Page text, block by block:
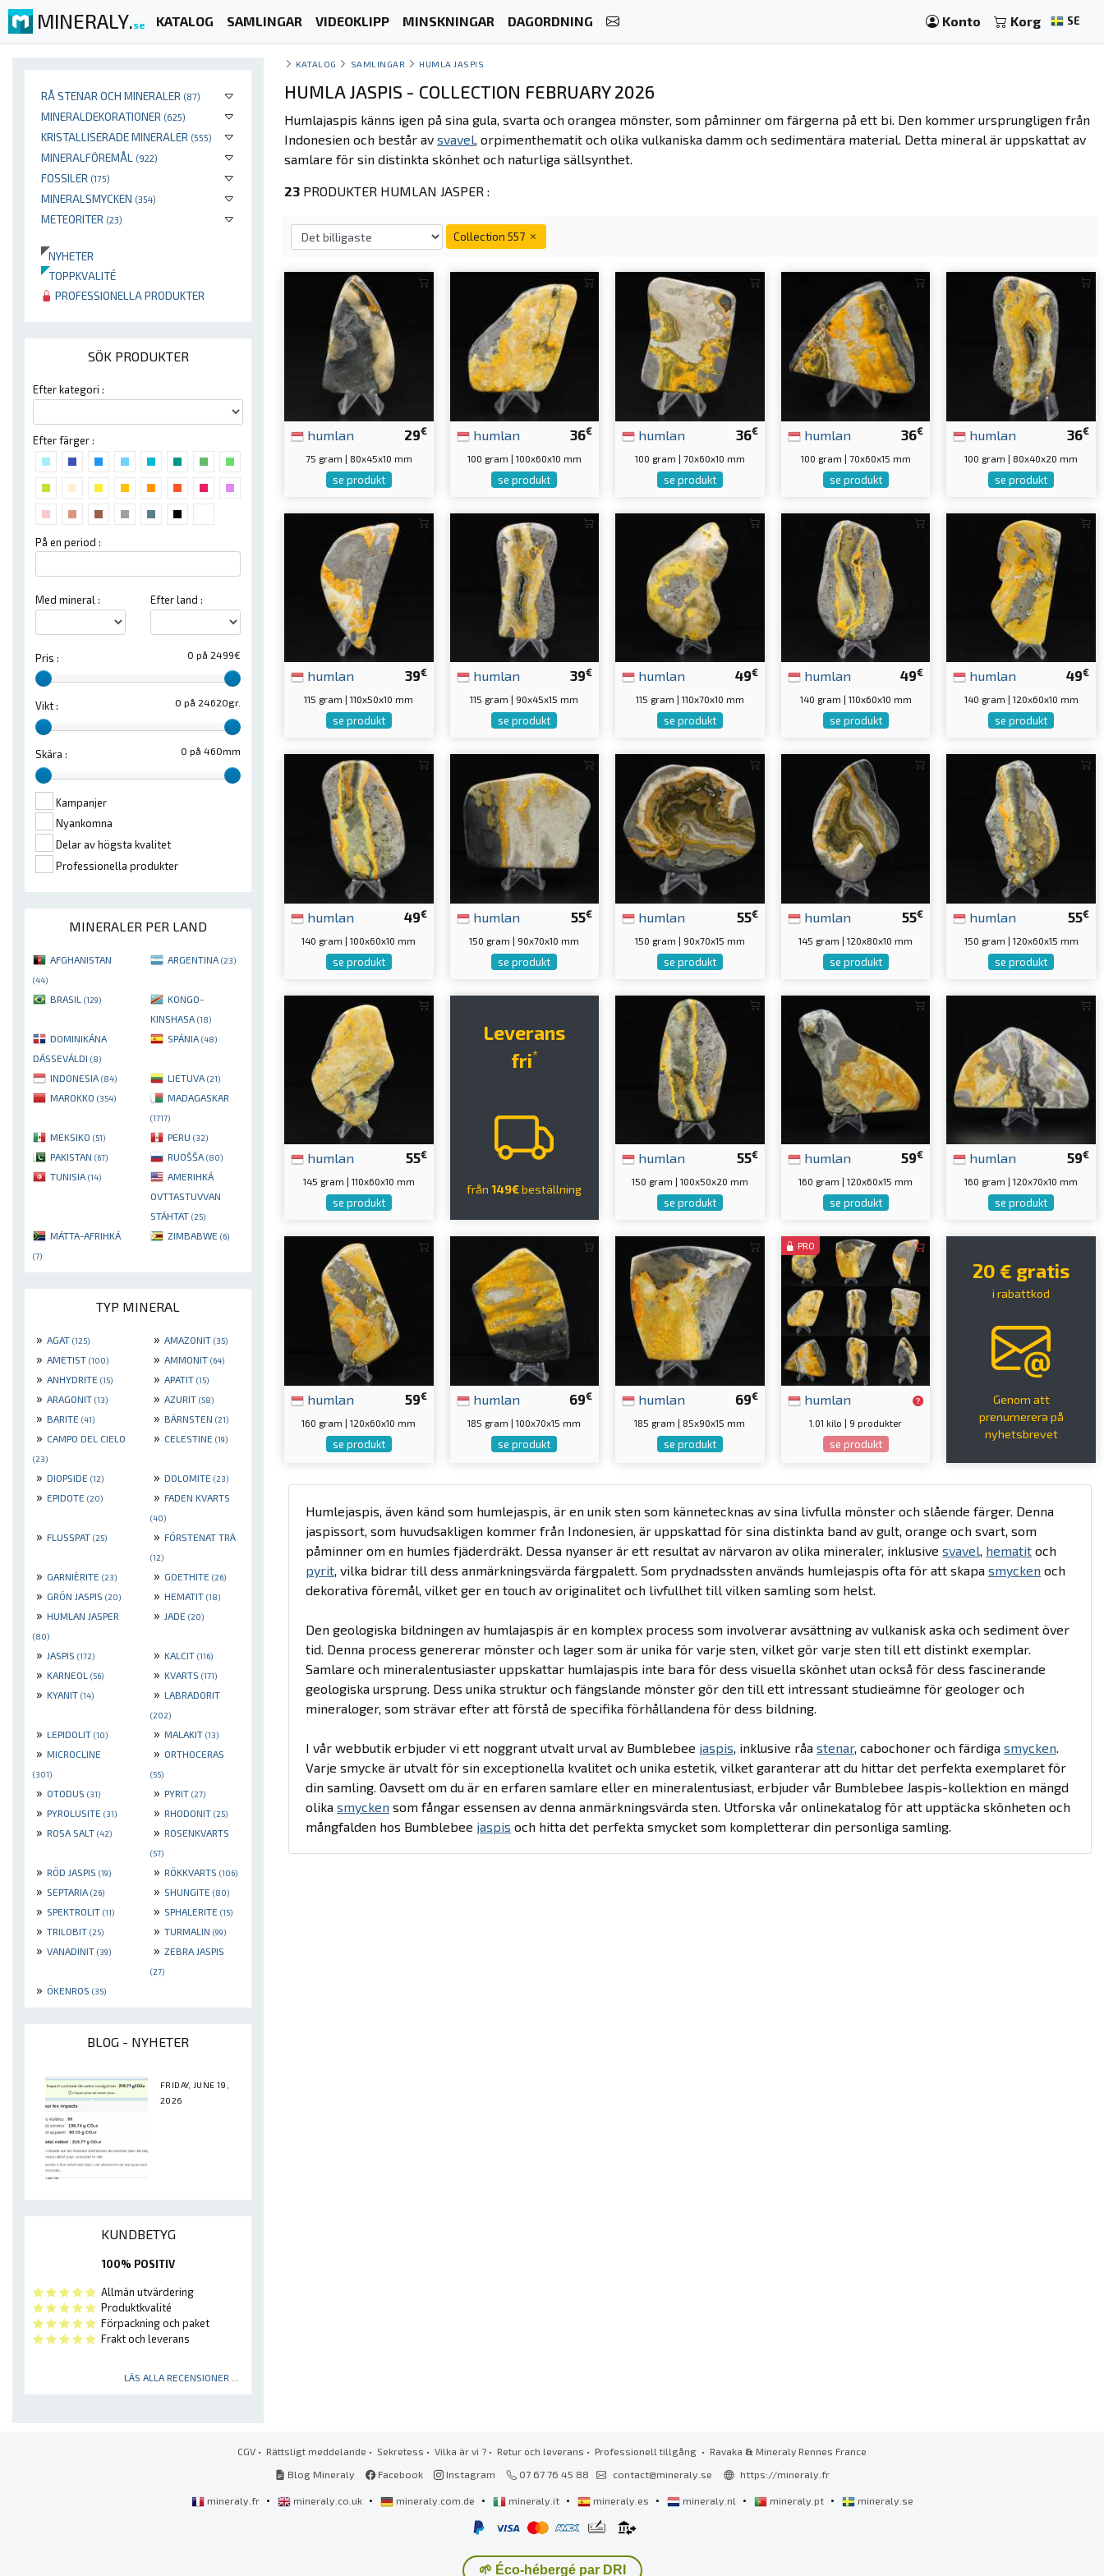
MINERALY.se KATALOG SAMLINGAR VIDEOKLIPP MINSKNINGAR DAGORDNING Konto Korg SE
RÅ STENAR OCH MINERALER (87)
MINERALDEKORATIONER (625)
KRISTALLISERADE MINERALER (555)
MINERALFÖREMÅL (922)
FOSSILER (175)
MINERALSMYCKEN (354)
METEORITER (23)
NYHETER
TOPPKVALITÉ
PROFESSIONELLA PRODUKTER
SÖK PRODUKTER
Efter kategori :
Efter färger :
På en period :
Med mineral : Efter land :
0 på 2499€
Pris :
0 på 24620gr.
Vikt :
0 på 460mm
Skära :
Kampanjer
Nyankomna
Delar av högsta kvalitet
Professionella produkter
MINERALER PER LAND
AFGHANISTAN
(44)
ARGENTINA (23)
BRASIL (129)
KONGO-
KINSHASA (18)
DOMINIKÁNA
DÁSSEVÁLDI (8)
SPÁNIA (48)
INDONESIA (84) LIETUVA (21)
MAROKKO (354) MADAGASKAR
(1717)
MEKSIKO (51) PERU (32)
PAKISTAN (67) RUOŠŠA (80)
TUNISIA (14)
AMERIHKÁ
OVTTASTUVVAN
STÁHTAT (25)
MÁTTA-AFRIHKÁ
(7)
ZIMBABWE (6)
TYP MINERAL
» AGAT (125) » AMAZONIT (35)
» AMETIST (100) » AMMONIT (64)
» ANHYDRITE (15) » APATIT (15)
» ARAGONIT (13) » AZURIT (58)
» BARITE (41) » BÄRNSTEN (21)
» CAMPO DEL CIELO
(23)
» CELESTINE (19)
» DIOPSIDE (12) » DOLOMITE (23)
» EPIDOTE (20) » FADEN KVARTS
(40)
» FLUSSPAT (25) » FÖRSTENAT TRÄ
(12)
» GARNIÈRITE (23) » GOETHITE (26)
» GRÖN JASPIS (20) » HEMATIT (18)
» HUMLAN JASPER
(80)
» JADE (20)
» JASPIS (172) » KALCIT (116)
» KARNEOL (56) » KVARTS (171)
» KYANIT (14) » LABRADORIT
(202)
» LEPIDOLIT (10) » MALAKIT (13)
» MICROCLINE
(301)
» ORTHOCERAS
(55)
» OTODUS (31) » PYRIT (27)
» PYROLUSITE (31) » RHODONIT (25)
» ROSA SALT (42) » ROSENKVARTS
(57)
» RÖD JASPIS (19) » RÖKKVARTS (106)
» SEPTARIA (26) » SHUNGITE (80)
» SPEKTROLIT (11) » SPHALERITE (15)
» TRILOBIT (25) » TURMALIN (99)
» VANADINIT (39) » ZEBRA JASPIS
(27)
» ÖKENROS (35)
BLOG - NYHETER
FRIDAY, JUNE 19,
2026
KUNDBETYG
100% POSITIV
Allmän utvärdering
Produktkvalité
Förpackning och paket
Frakt och leverans
LÄS ALLA RECENSIONER ...
KATALOG SAMLINGAR HUMLA JASPIS
HUMLA JASPIS - COLLECTION FEBRUARY 2026
Humlajaspis känns igen på sina gula, svarta och orangea mönster, som påminner om färgerna på ett bi. Den kommer ursprungligen från
Indonesien och består av svavel, orpimenthematit och olika vulkaniska damm och sedimentära material. Detta mineral är uppskattat av
samlare för sin distinkta skönhet och naturliga sällsynthet.
23 PRODUKTER HUMLAN JASPER :
Collection 557
29€
humlan
75 gram | 80x45x10 mm
se produkt
36€
humlan
100 gram | 100x60x10 mm
se produkt
36€
humlan
100 gram | 70x60x10 mm
se produkt
36€
humlan
100 gram | 70x60x15 mm
se produkt
36€
humlan
100 gram | 80x40x20 mm
se produkt
39€
humlan
115 gram | 110x50x10 mm
se produkt
39€
humlan
115 gram | 90x45x15 mm
se produkt
49€
humlan
115 gram | 110x70x10 mm
se produkt
49€
humlan
140 gram | 110x60x10 mm
se produkt
49€
humlan
140 gram | 120x60x10 mm
se produkt
49€
humlan
140 gram | 100x60x10 mm
se produkt
55€
humlan
150 gram | 90x70x10 mm
se produkt
55€
humlan
150 gram | 90x70x15 mm
se produkt
55€
humlan
145 gram | 120x80x10 mm
se produkt
55€
humlan
150 gram | 120x60x15 mm
se produkt
55€
humlan
145 gram | 110x60x10 mm
se produkt
Leverans
fri*
från149€beställning
55€
humlan
150 gram | 100x50x20 mm
se produkt
59€
humlan
160 gram | 120x60x15 mm
se produkt
59€
humlan
160 gram | 120x70x10 mm
se produkt
59€
humlan
160 gram | 120x60x10 mm
se produkt
69€
humlan
185 gram | 100x70x15 mm
se produkt
69€
humlan
185 gram | 85x90x15 mm
se produkt
PRO
humlan
1.01 kilo | 9 produkter
se produkt
20 € gratis
i rabattkod
Genom att
prenumerera på
nyhetsbrevet
Humlejaspis, även känd som humlejaspis, är en unik sten som kännetecknas av sina livfulla mönster och slående färger. Denna
jaspissort, som huvudsakligen kommer från Indonesien, är uppskattad för sina distinkta band av gult, orange och svart, som
påminner om en humles fjäderdräkt. Dessa nyanser är ett resultat av närvaron av olika mineraler, inklusive svavel, hematit och
pyrit, vilka bidrar till dess anmärkningsvärda färgpalett. Som prydnadssten används humlejaspis ofta för att skapa smycken och
dekorativa föremål, vilket ger en touch av originalitet och livfullhet till vilken samling som helst.
Den geologiska bildningen av humlajaspis är en komplex process som involverar avsättning av vulkanisk aska och sediment över
tid. Denna process genererar mönster och lager som är unika för varje sten, vilket gör varje sten till ett distinkt exemplar.
Samlare och mineralentusiaster uppskattar humlajaspis inte bara för dess visuella skönhet utan också för dess fascinerande
geologiska ursprung. Dess unika struktur och fängslande mönster gör den till ett intressant studieämne för geologer och
mineraloger, som strävar efter att förstå de specifika förhållandena för dess bildning.
I vår webbutik erbjuder vi ett noggrant utvalt urval av Bumblebee jaspis, inklusive råa stenar, cabochoner och färdiga smycken.
Varje smycke är utvalt för sin exceptionella kvalitet och unika estetik, vilket garanterar att du hittar det perfekta exemplaret för
din samling. Oavsett om du är en erfaren samlare eller en mineralentusiast, erbjuder vår Bumblebee Jaspis-kollektion en mängd
olika smycken som fångar essensen av denna anmärkningsvärda sten. Utforska vår onlinekatalog för att upptäcka skönheten och
mångfalden hos Bumblebee jaspis och hitta det perfekta smycket som kompletterar din personliga samling.
CGV • Rättsligt meddelande • Sekretess • Vilka är vi ? • Retur och leverans • Professionell tillgång • Ravaka & Mineraly Rennes France
Blog Mineraly
Facebook Instagram 07 67 76 45 88 contact@mineraly.se https://mineraly.fr
mineraly.fr • mineraly.co.uk • mineraly.com.de • mineraly.it • mineraly.es • mineraly.nl • mineraly.pt • mineraly.se
🌱 Éco-hébergé par DRI